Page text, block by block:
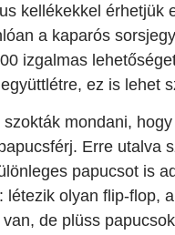
kellékekkel érhetjük
a kaparós
izgalmas
ez is lehet
mondani,
Erre utalva
papucsot is
létezik olyan flip-flop,
de plüss